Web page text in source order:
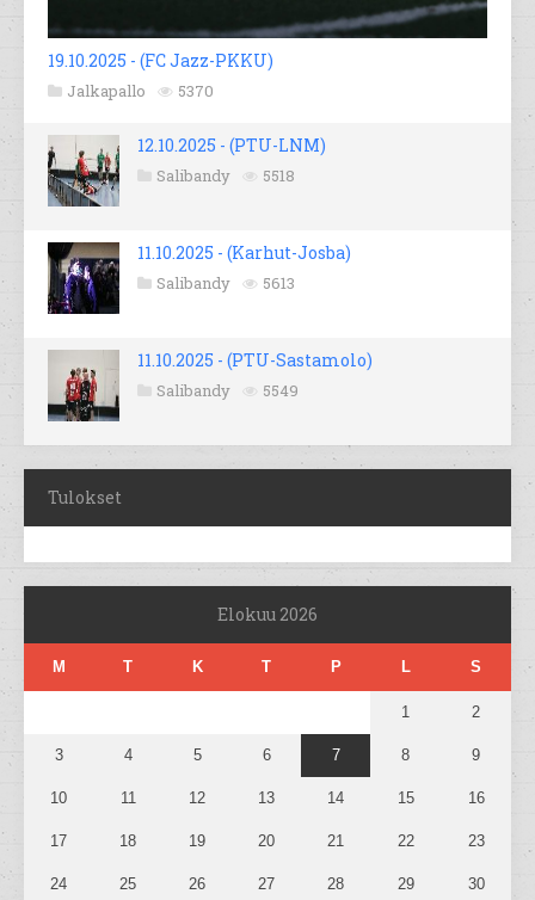
19.10.2025 - (FC Jazz-PKKU)
Jalkapallo 5370
12.10.2025 - (PTU-LNM)
Salibandy 5518
11.10.2025 - (Karhut-Josba)
Salibandy 5613
11.10.2025 - (PTU-Sastamolo)
Salibandy 5549
Tulokset
Elokuu 2026
M T K T P L S
1 2
3 4 5 6 7 8 9
10 11 12 13 14 15 16
17 18 19 20 21 22 23
24 25 26 27 28 29 30